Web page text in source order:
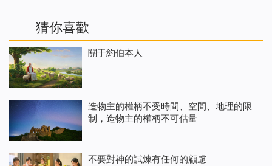
猜你喜歡
關于約伯本人
造物主的權柄不受時間、空間、地理的限
制，造物主的權柄不可估量
不要對神的試煉有任何的顧慮